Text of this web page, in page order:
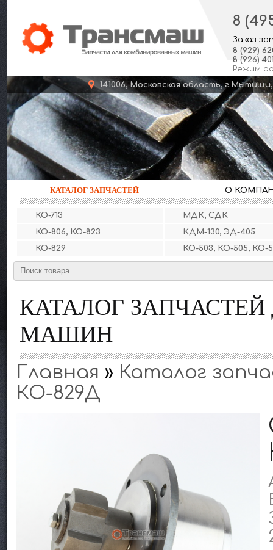
8
Заказ
8 (929)
8 (926)
Режим
141006, Московская область,
КАТАЛОГ ЗАПЧАСТЕЙ О
КО-713
МДК, СДК
КО-806, КО-823
КДМ-130, ЭД-405
КО-829
КО-503, КО-505, КО-
КАТАЛОГ
МАШИН
Главная » Каталог
КО-829Д